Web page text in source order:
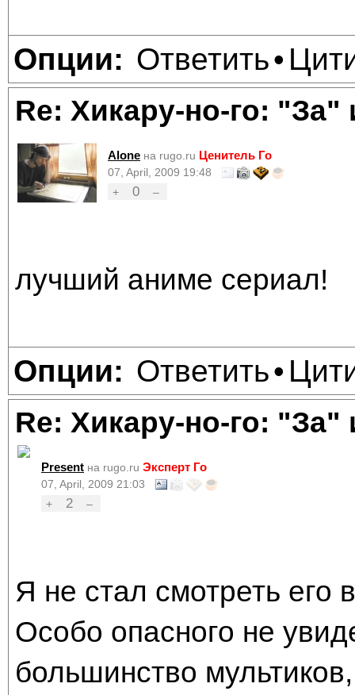
Опции: Ответить•
Re: Хикару-но-го:
Alone на rugo.ru Ценитель Го
07, April, 2009 19:48
+
0 –
лучший аниме сериал!
Опции: Ответить•
Re: Хикару-но-го:
Present на rugo.ru Эксперт Го
07, April, 2009 21:03
+
2 –
Я не стал смотреть его
Особо опасного не
большинство